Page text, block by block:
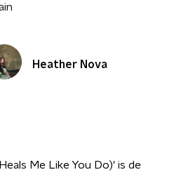
Heather Nova
Me Like You Do)' is de